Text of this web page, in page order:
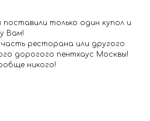
только один купол и
Вам!
ресторана или другого
дорогого пентхаус Москвы!
никого!